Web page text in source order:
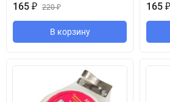
165 ₽ 220₽
В корзину
165 ₽